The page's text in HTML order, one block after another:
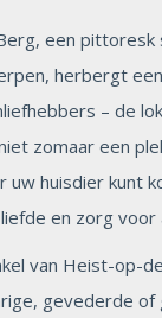
een pittoresk
herbergt
– de
zomaar een
uw huisdier kunt
en zorg voor
van Heist-op-
gevederde of